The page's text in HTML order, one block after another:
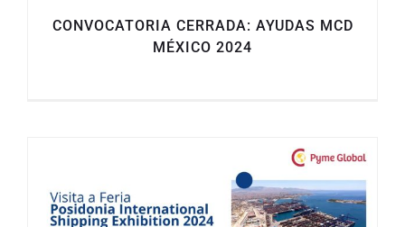
CONVOCATORIA CERRADA: AYUDAS MCD
MÉXICO 2024